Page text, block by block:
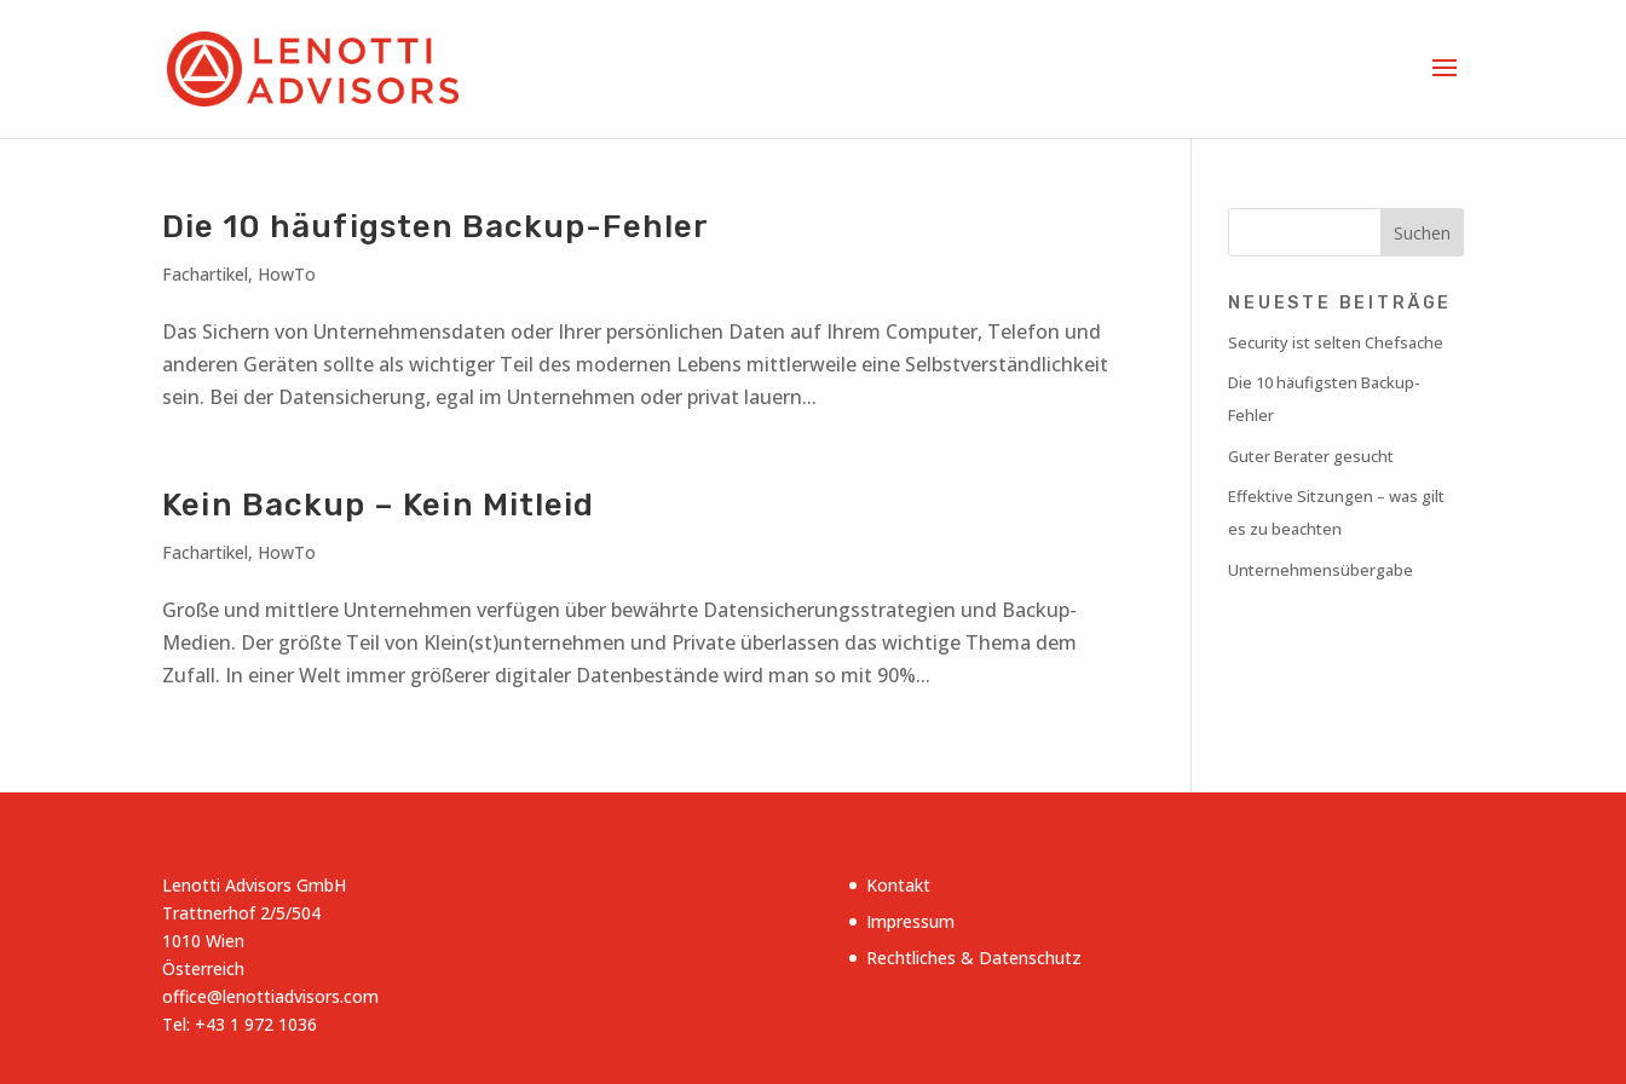
Die 10 häufigsten Backup-Fehler
Fachartikel, HowTo
Das Sichern von Unternehmensdaten oder Ihrer persönlichen Daten auf Ihrem Computer, Telefon und
anderen Geräten sollte als wichtiger Teil des modernen Lebens mittlerweile eine Selbstverständlichkeit
sein. Bei der Datensicherung, egal im Unternehmen oder privat lauern...
Kein Backup – Kein Mitleid
Fachartikel, HowTo
Große und mittlere Unternehmen verfügen über bewährte Datensicherungsstrategien und Backup-
Medien. Der größte Teil von Klein(st)unternehmen und Private überlassen das wichtige Thema dem
Zufall. In einer Welt immer größerer digitaler Datenbestände wird man so mit 90%...
NEUESTE BEITRÄGE
Security ist selten Chefsache
Die 10 häufigsten Backup-
Fehler
Guter Berater gesucht
Effektive Sitzungen – was gilt
es zu beachten
Unternehmensübergabe
Lenotti Advisors GmbH
Trattnerhof 2/5/504
1010 Wien
Österreich
office@lenottiadvisors.com
Tel: +43 1 972 1036
Kontakt
Impressum
Rechtliches & Datenschutz